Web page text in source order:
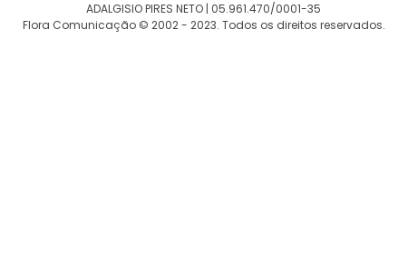
ADALGISIO PIRES NETO | 05.961.470/0001-35
Flora Comunicação © 2002 - 2023. Todos os direitos reservados.